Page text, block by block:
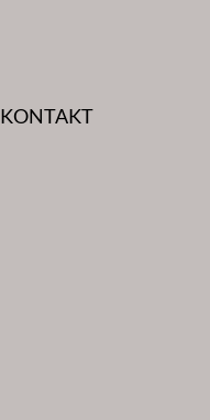
KONTAKT